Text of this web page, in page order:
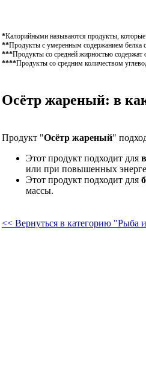
*Калорийными называются продукты, которые
**Продукты с умеренным содержанием белка
***Продукты со средней жирностью содержат
****Продукты со средним количеством
Осётр жареный: в
Продукт "Осётр жареный"
Этот продукт подходит для
или при повышенных
Этот продукт подходит для
массы.
<< Вернуться в категорию "Рыба